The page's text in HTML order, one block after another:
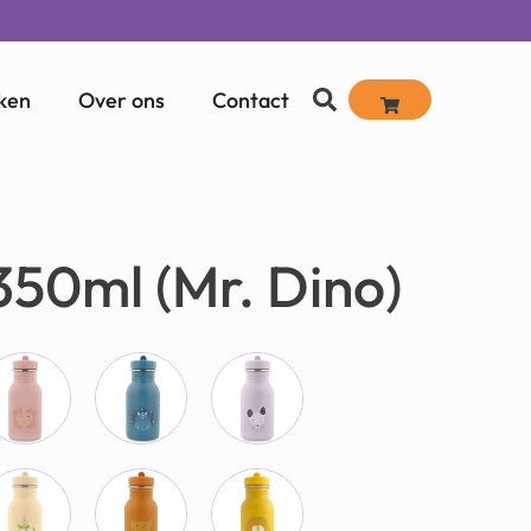
Over ons Contact
(Mr. Dino)